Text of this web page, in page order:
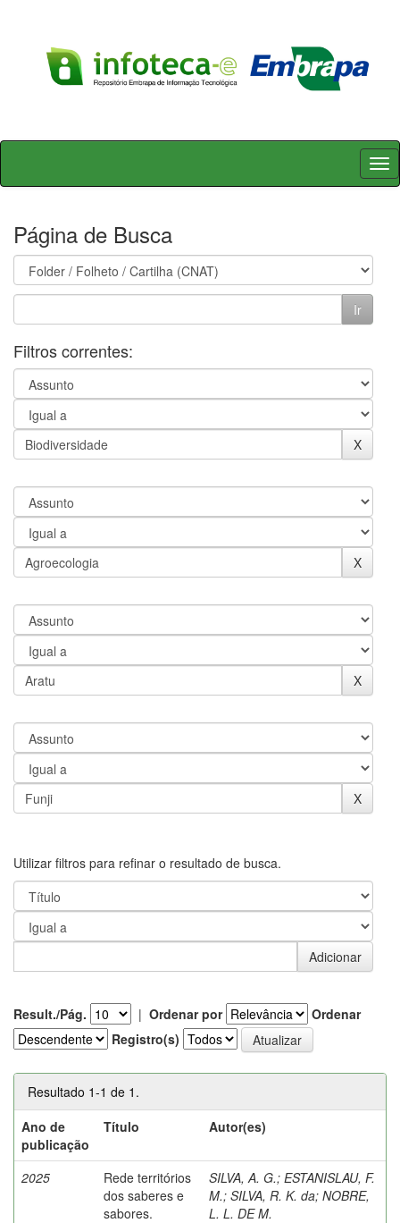
Skip
Página de Busca
Filtros correntes:
Utilizar filtros para refinar o resultado de busca.
Result./Pág. | Ordenar por
Ordenar
Registro(s)
Resultado 1-1 de 1.
Ano de
publicação
Título Autor(es)
2025
Rede territórios
dos saberes e
sabores.
SILVA, A. G.; ESTANISLAU, F.
M.; SILVA, R. K. da; NOBRE,
L. L. DE M.